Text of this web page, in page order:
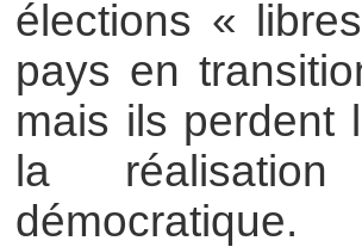
élections «
pays en
mais ils perdent
la
démocratique.